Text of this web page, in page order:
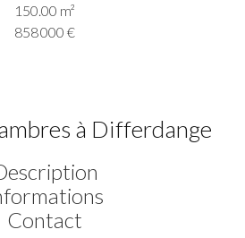
150.00 m²
858 000 €
à Differdange
Contact